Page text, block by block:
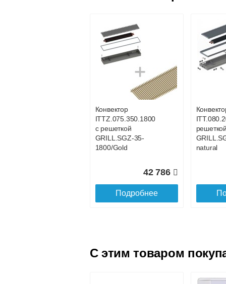
Конвектор
ITT.080.200.800 с
GRILL.SGW-20-
24 163
Подробнее
Конвектор
Конвектор
ITTZ.075.350.1800
с решеткой
GRILL.SGZ-35-
1800/Gold
42 786
Подробнее
решеткой
natural
C этим товаром